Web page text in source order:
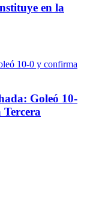
en la
Goleó 10-